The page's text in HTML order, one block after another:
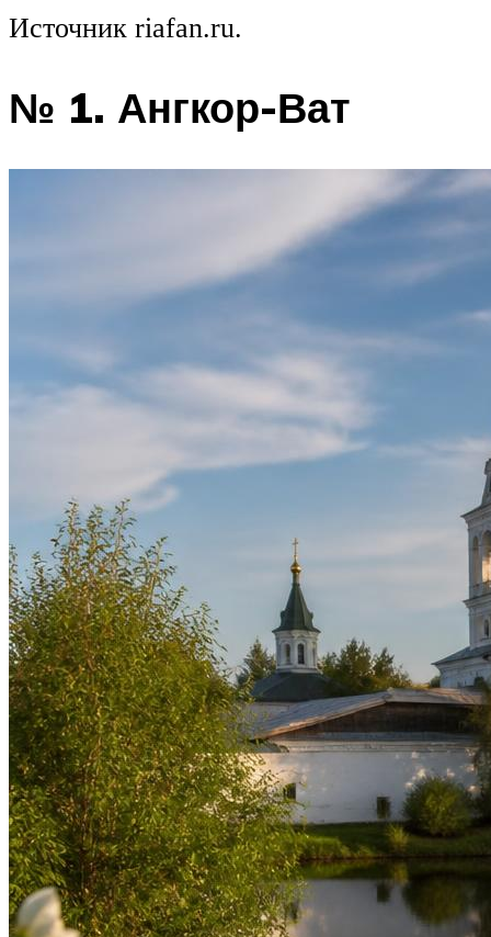
Источник riafan.ru.
№ 1. Ангкор-Ват